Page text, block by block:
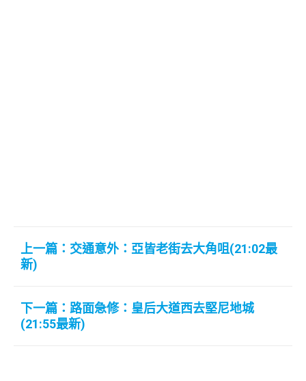
上一篇：交通意外：亞皆老街去大角咀(21:02最
新)
下一篇：路面急修：皇后大道西去堅尼地城
(21:55最新)